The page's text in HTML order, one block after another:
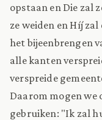
opstaan en Die zal
ze weiden en Híj
het bijeenbrengen
alle kanten
verspreide
Daarom mogen we
gebruiken: "Ik zal